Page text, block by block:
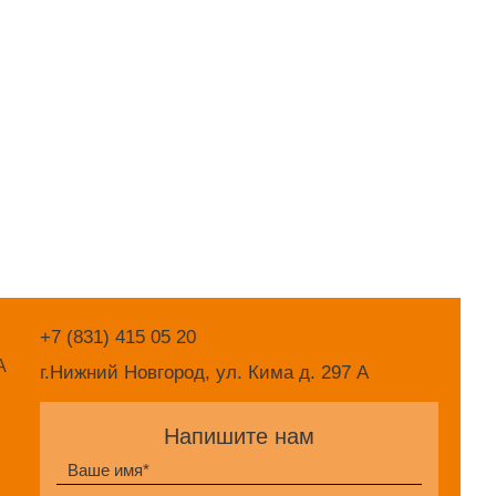
+7 (831) 415 05 20
г.Нижний Новгород, ул. Кима д. 297 А
Напишите нам